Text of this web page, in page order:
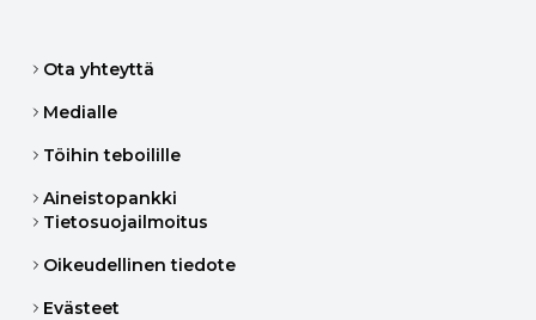
Ota yhteyttä
Medialle
Töihin teboilille
Aineistopankki
Tietosuojailmoitus
Oikeudellinen tiedote
Evästeet